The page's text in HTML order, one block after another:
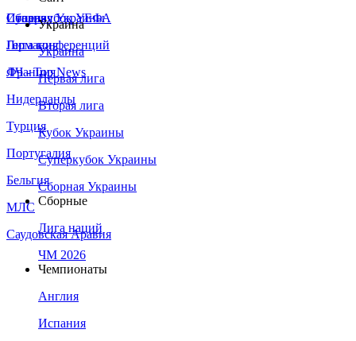
Сборная Украины
Италия
Германия
Франция
Нидерланды
Турция
Португалия
Бельгия
МЛС
Саудовская Аравия
Суперкубок УЕФА
Лига конференций
ЛЧ - Top News
Украина
Украина
Первая лига
Вторая лига
Кубок Украины
Суперкубок Украины
Сборная Украины
Сборные
Лига наций
ЧМ 2026
Чемпионаты
Англия
Испания